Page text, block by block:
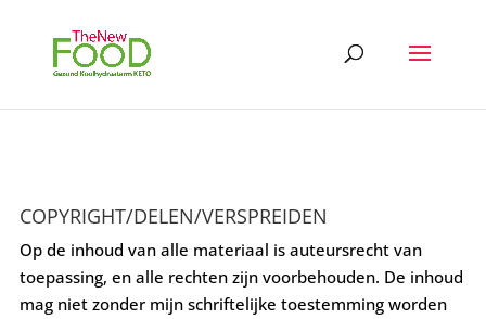
COPYRIGHT/DELEN/VERSPREIDEN
Op de inhoud van alle materiaal is auteursrecht van
toepassing, en alle rechten zijn voorbehouden. De inhoud
mag niet zonder mijn schriftelijke toestemming worden